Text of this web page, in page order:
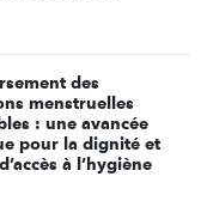
des
menstruelles
: une avancée
pour la dignité et
à l’hygiène